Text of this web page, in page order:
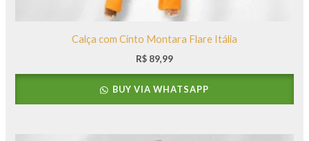
Calça com Cinto Montara Flare Itália
R$ 89,99
BUY VIA WHATSAPP